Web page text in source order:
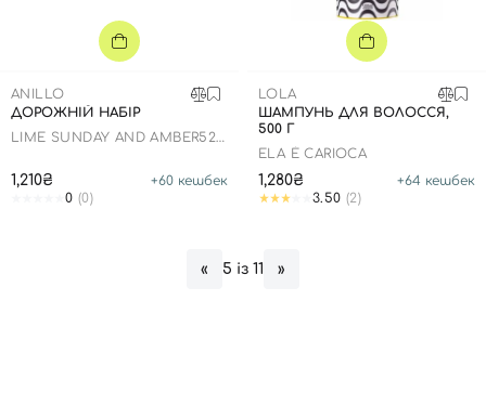
ANILLO
ДОРОЖНІЙ НАБІР
LIME SUNDAY AND AMBER528
1,210₴ +60 кешбек
0 (0)
LOLA
ШАМПУНЬ ДЛЯ ВОЛОССЯ,
500 Г
ELA É CARIOCA
1,280₴ +64 кешбек
3.50 (2)
« 5 із 11 »